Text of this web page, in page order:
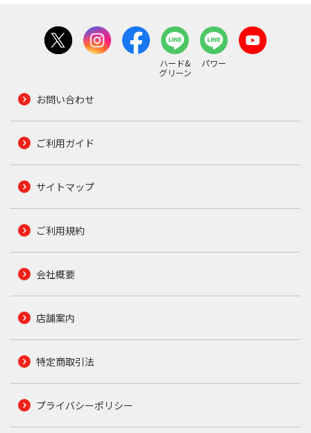
ハード&
グリーン
パワー
お問い合わせ
ご利用ガイド
サイトマップ
ご利用規約
会社概要
店舗案内
特定商取引法
プライバシーポリシー